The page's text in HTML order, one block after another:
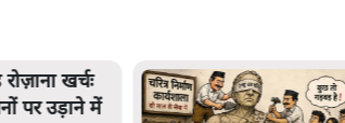
खर्चः
पर उड़ाने में